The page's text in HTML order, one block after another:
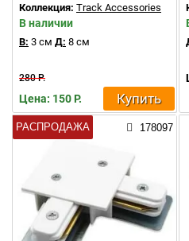
Коллекция: Track Accessories
В наличии
В: 3 см Д: 8 см
280 Р.
Цена: 150 Р. Купить
РАСПРОДАЖА 178097